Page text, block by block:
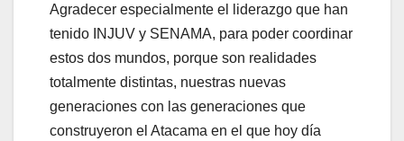
Agradecer especialmente el liderazgo que han
tenido INJUV y SENAMA, para poder coordinar
estos dos mundos, porque son realidades
totalmente distintas, nuestras nuevas
generaciones con las generaciones que
construyeron el Atacama en el que hoy día